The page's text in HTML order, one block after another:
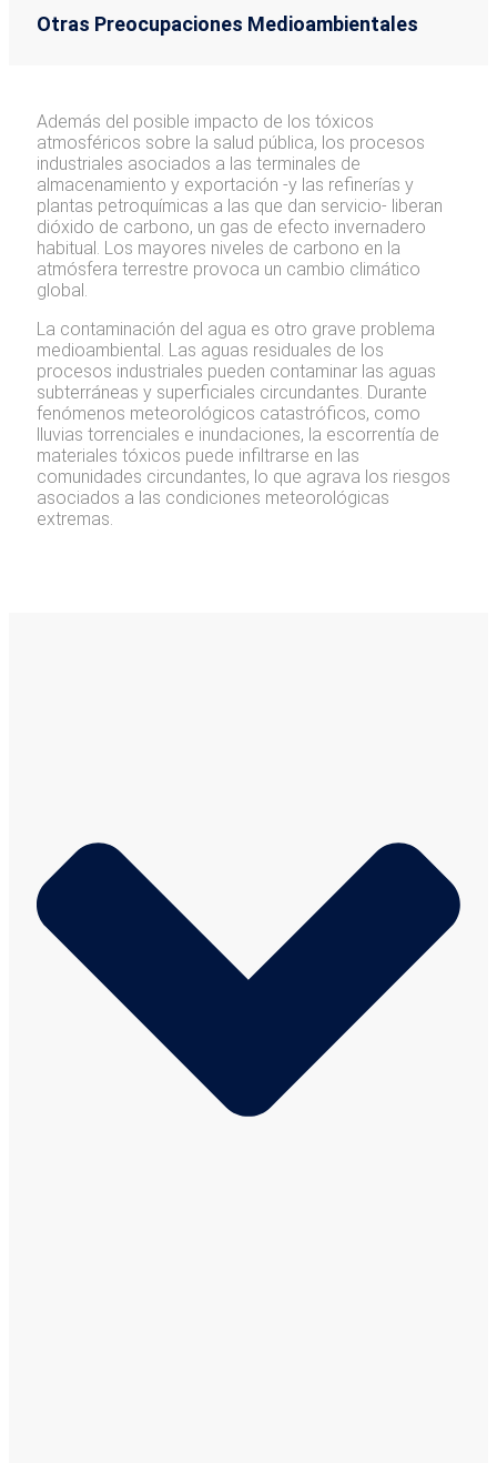
Otras Preocupaciones Medioambientales
Además del posible impacto de los tóxicos
atmosféricos sobre la salud pública, los procesos
industriales asociados a las terminales de
almacenamiento y exportación -y las refinerías y
plantas petroquímicas a las que dan servicio- liberan
dióxido de carbono, un gas de efecto invernadero
habitual. Los mayores niveles de carbono en la
atmósfera terrestre provoca un cambio climático
global.
La contaminación del agua es otro grave problema
medioambiental. Las aguas residuales de los
procesos industriales pueden contaminar las aguas
subterráneas y superficiales circundantes. Durante
fenómenos meteorológicos catastróficos, como
lluvias torrenciales e inundaciones, la escorrentía de
materiales tóxicos puede infiltrarse en las
comunidades circundantes, lo que agrava los riesgos
asociados a las condiciones meteorológicas
extremas.